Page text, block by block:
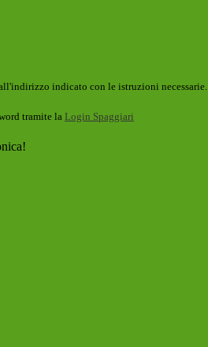
indicato con le istruzioni necessarie.
tramite la Login Spaggiari